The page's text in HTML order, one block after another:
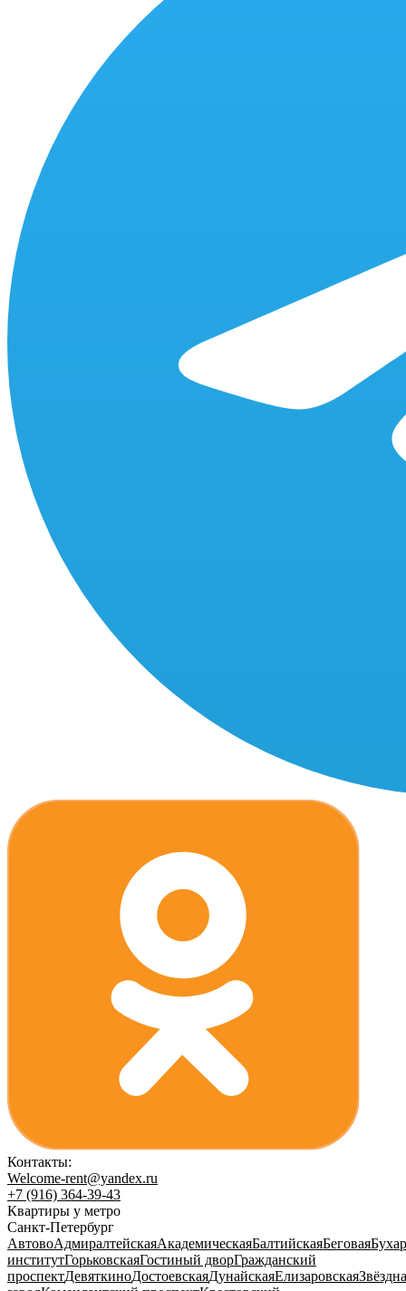
Контакты:
Welcome-rent@yandex.ru
+7 (916) 364-39-43
Квартиры у метро
Санкт-Петербург
АвтовоАдмиралтейскаяАкадемическаяБалтийскаяБеговая
институтГорьковскаяГостиный дворГражданский
проспектДевяткиноДостоевскаяДунайскаяЕлизаровская